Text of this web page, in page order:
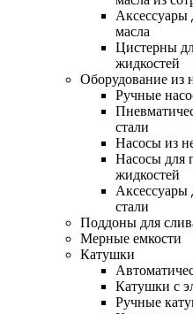
Аксессуары
масла
Цистерны
жидкостей
Оборудование из
Ручные
стали
Насосы из
Насосы для
жидкостей
Аксессуары
стали
Поддоны для
Мерные емкости
Катушки
Катушки с
Ручные